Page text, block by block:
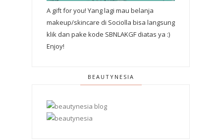
A gift for you! Yang lagi mau belanja
makeup/skincare di Sociolla bisa langsung
klik dan pake kode SBNLAKGF diatas ya :)
Enjoy!
BEAUTYNESIA